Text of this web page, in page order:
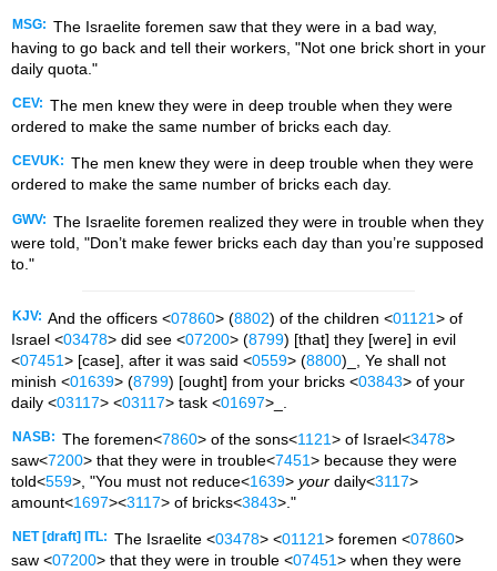
MSG: The Israelite foremen saw that they were in a bad way,
having to go back and tell their workers, "Not one brick short in your
daily quota."
CEV: The men knew they were in deep trouble when they were
ordered to make the same number of bricks each day.
CEVUK: The men knew they were in deep trouble when they were
ordered to make the same number of bricks each day.
GWV: The Israelite foremen realized they were in trouble when they
were told, "Don’t make fewer bricks each day than you’re supposed
to."
KJV: And the officers <07860> (8802) of the children <01121> of
Israel <03478> did see <07200> (8799) [that] they [were] in evil
<07451> [case], after it was said <0559> (8800)_, Ye shall not
minish <01639> (8799) [ought] from your bricks <03843> of your
daily <03117> <03117> task <01697>_.
NASB: The foremen<7860> of the sons<1121> of Israel<3478>
saw<7200> that they were in trouble<7451> because they were
told<559>, "You must not reduce<1639> your daily<3117>
amount<1697><3117> of bricks<3843>."
NET [draft] ITL: The Israelite <03478> <01121> foremen <07860>
saw <07200> that they were in trouble <07451> when they were